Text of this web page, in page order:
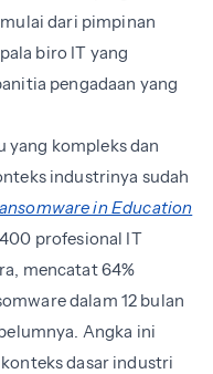
dari pimpinan
biro IT yang
pengadaan yang
yang kompleks dan
industrinya sudah
in Education
profesional IT
mencatat 64%
dalam 12 bulan
Angka ini
dasar industri